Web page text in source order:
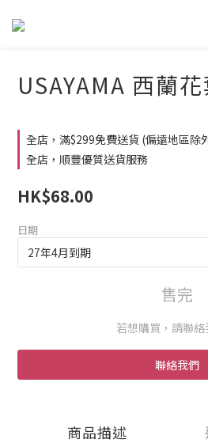
USAYAMA 西蘭
全店，滿$299免費送貨 (偏遠地區除
全店，順豐優質送貨服務
HK$68.00
日期
售完
若想購買，請聯絡
聯絡我們
商品描述